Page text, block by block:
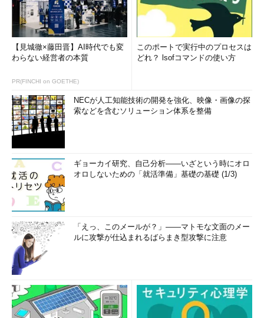
【見城徹×藤田晋】AI時代でも変
わらない経営者の本質
PR(FINCHI on GOETHE)
このポートで実行中のプロセスは
どれ？ lsofコマンドの使い方
NECが人工知能技術の開発を強化、映像・画像の探
索などを含むソリューション体系を整備
ギョーカイ研究、自己分析――いざという時にオロ
オロしないための「就活準備」基礎の基礎 (1/3)
「えっ、このメールが？」――マトモな文面のメー
ルに攻撃が仕込まれるばらまき型攻撃に注意